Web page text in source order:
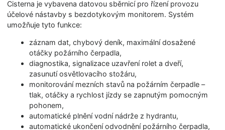
Cisterna je vybavena datovou sběrnicí pro řízení provozu
účelové nástavby s bezdotykovým monitorem. Systém
umožňuje tyto funkce:
záznam dat, chybový deník, maximální dosažené
otáčky požárního čerpadla,
diagnostika, signalizace uzavření rolet a dveří,
zasunutí osvětlovacího stožáru,
monitorování mezních stavů na požárním čerpadle –
tlak, otáčky a rychlost jízdy se zapnutým pomocným
pohonem,
automatické plnění vodní nádrže z hydrantu,
automatické ukončení odvodnění požárního čerpadla,